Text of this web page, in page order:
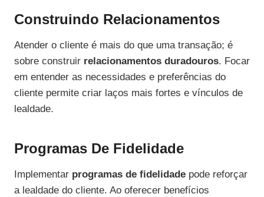
Construindo Relacionamentos
Atender o cliente é mais do que uma transação; é
sobre construir relacionamentos duradouros. Focar
em entender as necessidades e preferências do
cliente permite criar laços mais fortes e vínculos de
lealdade.
Programas De Fidelidade
Implementar programas de fidelidade pode reforçar
a lealdade do cliente. Ao oferecer benefícios